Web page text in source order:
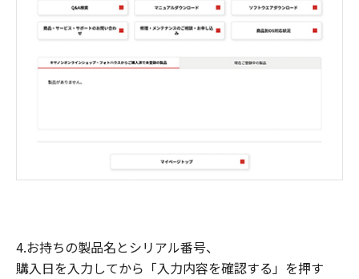
4.お持ちの製品名とシリアル番号、
購入日を入力してから「入力内容を確認する」を押す